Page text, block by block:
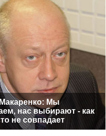
Мы
нас выбирают - как
не совпадает